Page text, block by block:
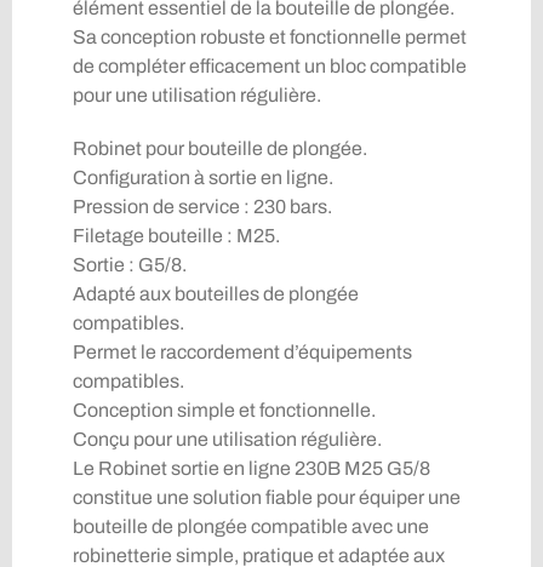
élément essentiel de la bouteille de plongée.
Sa conception robuste et fonctionnelle permet
de compléter efficacement un bloc compatible
pour une utilisation régulière.
Robinet pour bouteille de plongée.
Configuration à sortie en ligne.
Pression de service : 230 bars.
Filetage bouteille : M25.
Sortie : G5/8.
Adapté aux bouteilles de plongée
compatibles.
Permet le raccordement d’équipements
compatibles.
Conception simple et fonctionnelle.
Conçu pour une utilisation régulière.
Le Robinet sortie en ligne 230B M25 G5/8
constitue une solution fiable pour équiper une
bouteille de plongée compatible avec une
robinetterie simple, pratique et adaptée aux